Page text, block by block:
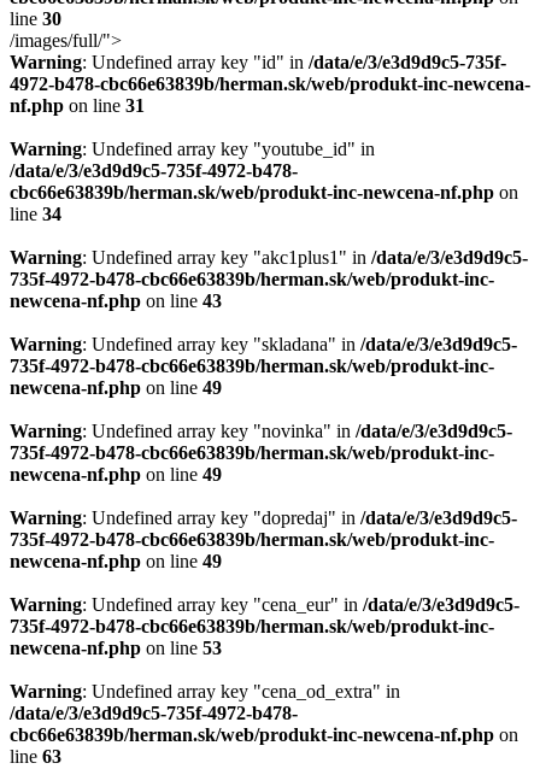
line 30
/images/full/">
Warning: Undefined array key "id" in /data/e/3/e3d9d9c5-735f-
4972-b478-cbc66e63839b/herman.sk/web/produkt-inc-newcena-
nf.php on line 31
Warning: Undefined array key "youtube_id" in
/data/e/3/e3d9d9c5-735f-4972-b478-
cbc66e63839b/herman.sk/web/produkt-inc-newcena-nf.php on
line 34
Warning: Undefined array key "akc1plus1" in /data/e/3/e3d9d9c5-
735f-4972-b478-cbc66e63839b/herman.sk/web/produkt-inc-
newcena-nf.php on line 43
Warning: Undefined array key "skladana" in /data/e/3/e3d9d9c5-
735f-4972-b478-cbc66e63839b/herman.sk/web/produkt-inc-
newcena-nf.php on line 49
Warning: Undefined array key "novinka" in /data/e/3/e3d9d9c5-
735f-4972-b478-cbc66e63839b/herman.sk/web/produkt-inc-
newcena-nf.php on line 49
Warning: Undefined array key "dopredaj" in /data/e/3/e3d9d9c5-
735f-4972-b478-cbc66e63839b/herman.sk/web/produkt-inc-
newcena-nf.php on line 49
Warning: Undefined array key "cena_eur" in /data/e/3/e3d9d9c5-
735f-4972-b478-cbc66e63839b/herman.sk/web/produkt-inc-
newcena-nf.php on line 53
Warning: Undefined array key "cena_od_extra" in
/data/e/3/e3d9d9c5-735f-4972-b478-
cbc66e63839b/herman.sk/web/produkt-inc-newcena-nf.php on
line 63